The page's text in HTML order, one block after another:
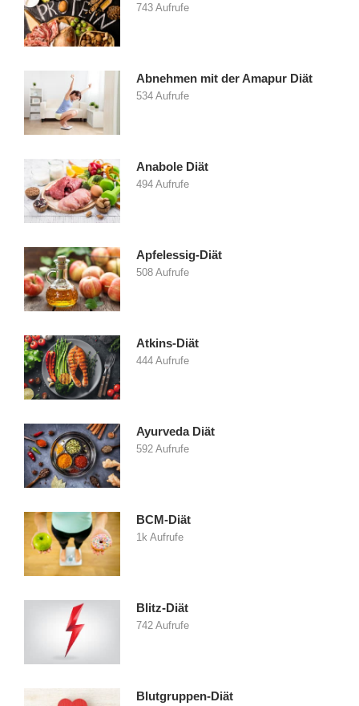
743 Aufrufe
Abnehmen mit der Amapur Diät
534 Aufrufe
Anabole Diät
494 Aufrufe
Apfelessig-Diät
508 Aufrufe
Atkins-Diät
444 Aufrufe
Ayurveda Diät
592 Aufrufe
BCM-Diät
1k Aufrufe
Blitz-Diät
742 Aufrufe
Blutgruppen-Diät